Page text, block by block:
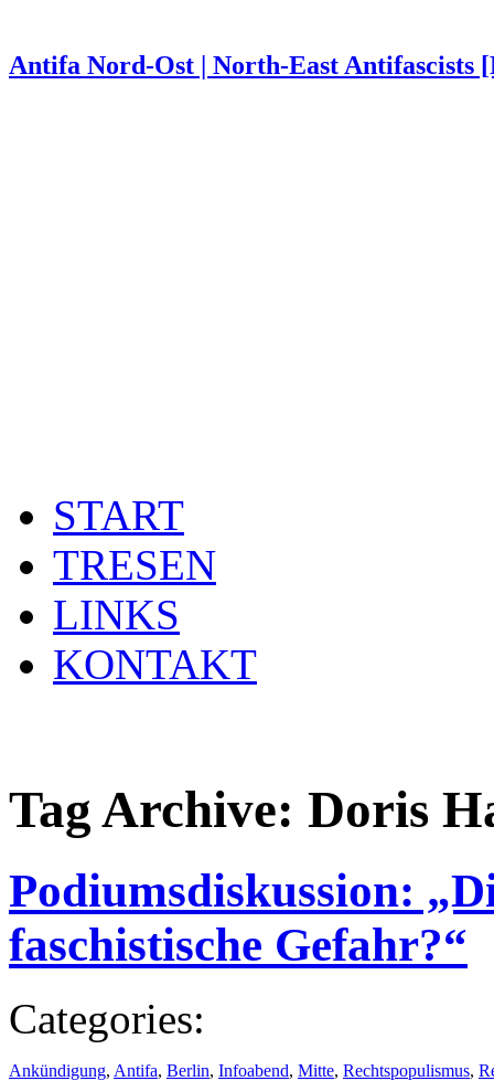
Antifa Nord-Ost | North-East Antifascists
START
TRESEN
LINKS
KONTAKT
Tag Archive: Doris
Podiumsdiskussion:
faschistische Gefahr?“
Categories:
Ankündigung, Antifa, Berlin, Infoabend, Mitte, Rechtspopulismus,